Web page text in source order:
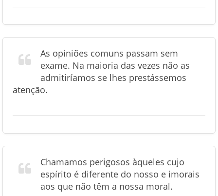
As opiniões comuns passam sem
exame. Na maioria das vezes não as
admitiríamos se lhes prestássemos
atenção.
Chamamos perigosos àqueles cujo
espírito é diferente do nosso e imorais
aos que não têm a nossa moral.